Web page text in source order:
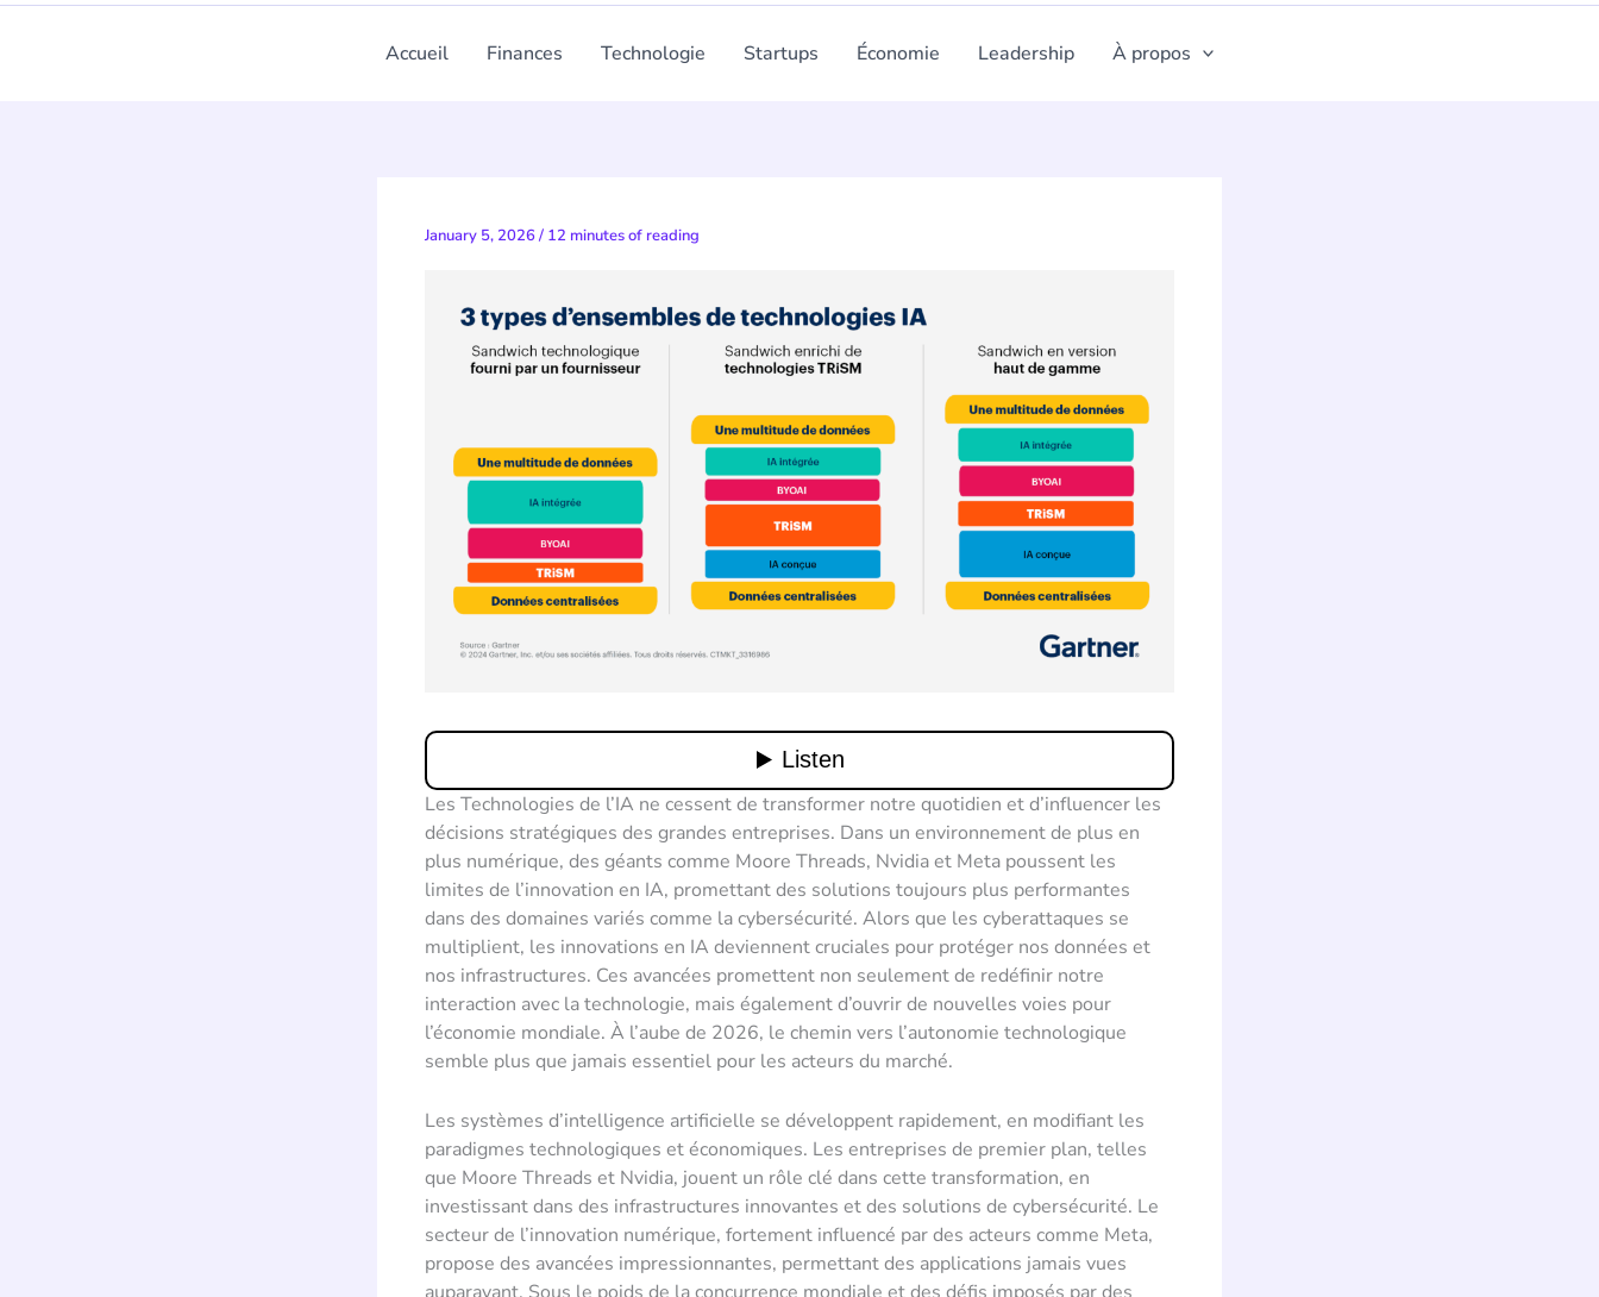
Accueil Finances Technologie Startups Économie Leadership À propos
January 5, 2026/ 12 minutes of reading
Les Technologies de l’IA ne cessent de transformer notre quotidien et d’influencer les
décisions stratégiques des grandes entreprises. Dans un environnement de plus en
plus numérique, des géants comme Moore Threads, Nvidia et Meta poussent les
limites de l’innovation en IA, promettant des solutions toujours plus performantes
dans des domaines variés comme la cybersécurité. Alors que les cyberattaques se
multiplient, les innovations en IA deviennent cruciales pour protéger nos données et
nos infrastructures. Ces avancées promettent non seulement de redéfinir notre
interaction avec la technologie, mais également d’ouvrir de nouvelles voies pour
l’économie mondiale. À l’aube de 2026, le chemin vers l’autonomie technologique
semble plus que jamais essentiel pour les acteurs du marché.
Les systèmes d’intelligence artificielle se développent rapidement, en modifiant les
paradigmes technologiques et économiques. Les entreprises de premier plan, telles
que Moore Threads et Nvidia, jouent un rôle clé dans cette transformation, en
investissant dans des infrastructures innovantes et des solutions de cybersécurité. Le
secteur de l’innovation numérique, fortement influencé par des acteurs comme Meta,
propose des avancées impressionnantes, permettant des applications jamais vues
auparavant. Sous le poids de la concurrence mondiale et des défis imposés par des